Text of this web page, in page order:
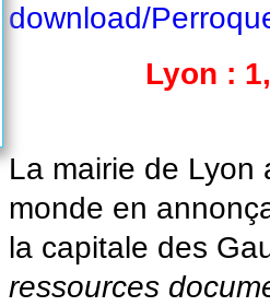
download/
Lyon :
La mairie de Lyon
monde en
la capitale des
ressources